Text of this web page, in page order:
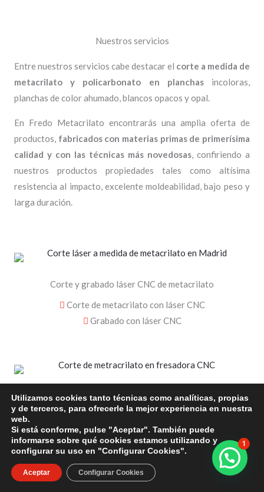
Nuestros servicios
Entre nuestros servicios cabe destacar el corte a medida de
metacrilato y policarbonato en planchasincoloras,
planchas de color ahumado, blancos opacos y opal.
En Fredo Metacrilato encontrarás una amplia oferta de
productos, fabricados con materias primas de primerísima
calidad y con las técnicas más novedosas, confiriendo a
nuestros productos propiedades tales como altísima
resistencia al impacto, excelente moldeabilidad, bajo peso y
larga duración.
Corte y grabado láser CNC de metacrilato
Corte de metacrilato con láser CNC
Grabado con láser CNC
Corte y grabado fresado CNC de metacrilato
Corte de precisión con fresadora CNC
Grabados fresados de metacrilato
Utilizamos cookies tanto técnicas como analíticas, propias
y de terceros, para ofrecerle la mejor experiencia en nuestra
web.
Si está conforme, pulse "Aceptar". También puede
informarse sobre qué cookies estamos utilizando y
configurar su uso en "Configurar Cookies".
Aceptar Configurar Cookies
1